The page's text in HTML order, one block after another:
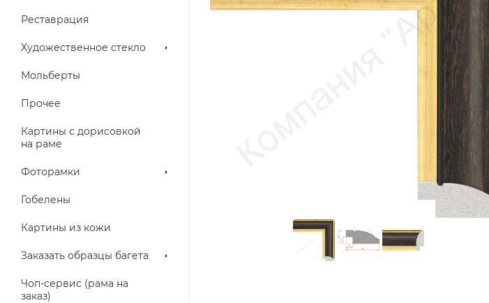
Реставрация
Художественное стекло
Мольберты
Прочее
Картины с дорисовкой
на раме
Фоторамки
Гобелены
Картины из кожи
Заказать образцы багета
Чоп-сервис (рама на
заказ)